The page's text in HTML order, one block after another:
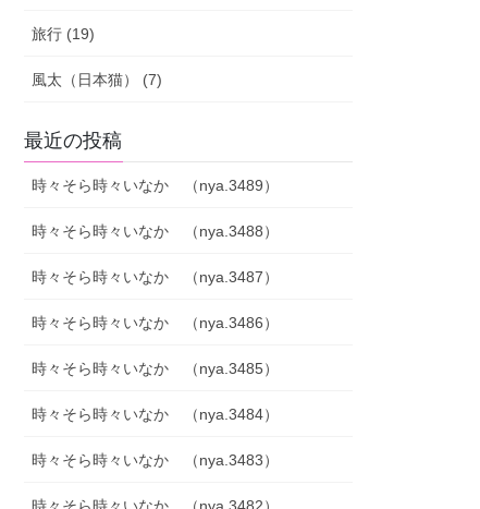
旅行 (19)
風太（日本猫） (7)
最近の投稿
時々そら時々いなか （nya.3489）
時々そら時々いなか （nya.3488）
時々そら時々いなか （nya.3487）
時々そら時々いなか （nya.3486）
時々そら時々いなか （nya.3485）
時々そら時々いなか （nya.3484）
時々そら時々いなか （nya.3483）